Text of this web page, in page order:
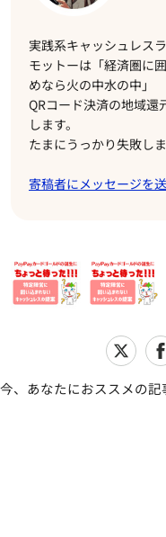
実践系キャッシュレスラ
モットーは「経済圏に
めなら火の中水の中」
QRコード決済の地域還
します。
たまにうっかり失敗し
寄稿者にメッセージを
今、あなたにおススメの記